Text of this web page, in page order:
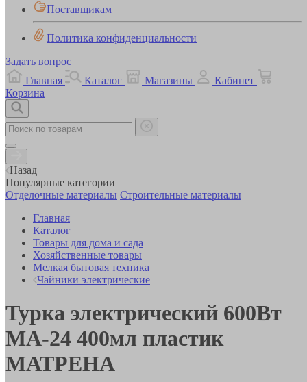
Поставщикам
Политика конфиденциальности
Задать вопрос
Главная
Каталог Магазины
Кабинет
Корзина
Назад
Популярные категории
Отделочные материалы Строительные материалы
Главная
Каталог
Товары для дома и сада
Хозяйственные товары
Мелкая бытовая техника
Чайники электрические
Турка электрический 600Вт
МА-24 400мл пластик
МАТРЕНА